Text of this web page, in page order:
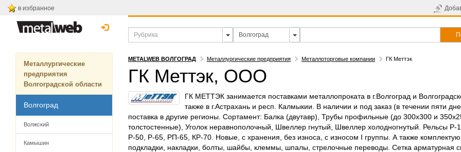
в избранное
Металлургические
предприятия
Волгоградской области
Волгоград
Волжский
Камышин
METALWEB ВОЛГОГРАД Металлургические предприятия Металлоторговые компании ГК Меттэк
ГК Меттэк, ООО
ГК МЕТТЭК занимается поставками металлопроката в г.Волгоград и
также в г.Астрахань и респ. Калмыкии. В наличии и под заказ (в течении пяти
поставка в другие регионы. Сортамент: Балка (двутавр), Трубы профильные (до 300х300 и
толстостенные), Уголок неравнополочный, Швеллер гнутый, Швеллер холодногнутый. Рельсы Р-
Р-50, Р-65, РП-65, КР-70. Новые, с хранения, без износа, с износом I группы. А также
подкладки, накладки, болты, шайбы, клеммы, шпалы, стрелочные переводы. Сетка арматурная